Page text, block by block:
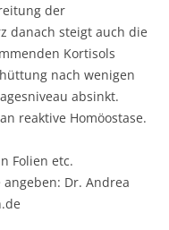
der
danach steigt auch die
Kortisols
nach wenigen
absinkt.
reaktive Homöostase.
Folien etc.
Dr. Andrea